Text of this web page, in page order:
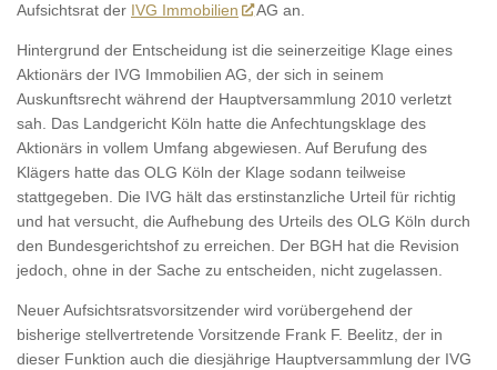
Aufsichtsrat der IVG Immobilien AG an.
Hintergrund der Entscheidung ist die seinerzeitige Klage eines
Aktionärs der IVG Immobilien AG, der sich in seinem
Auskunftsrecht während der Hauptversammlung 2010 verletzt
sah. Das Landgericht Köln hatte die Anfechtungsklage des
Aktionärs in vollem Umfang abgewiesen. Auf Berufung des
Klägers hatte das OLG Köln der Klage sodann teilweise
stattgegeben. Die IVG hält das erstinstanzliche Urteil für richtig
und hat versucht, die Aufhebung des Urteils des OLG Köln durch
den Bundesgerichtshof zu erreichen. Der BGH hat die Revision
jedoch, ohne in der Sache zu entscheiden, nicht zugelassen.
Neuer Aufsichtsratsvorsitzender wird vorübergehend der
bisherige stellvertretende Vorsitzende Frank F. Beelitz, der in
dieser Funktion auch die diesjährige Hauptversammlung der IVG